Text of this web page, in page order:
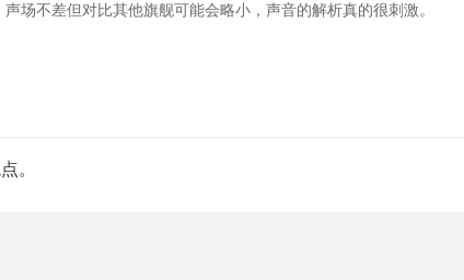
场不差但对比其他旗舰可能会略小，声音的解析真的很刺激。
。